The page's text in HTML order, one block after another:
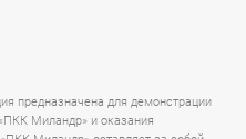
предназначена для демонстрации
Миландр» и оказания